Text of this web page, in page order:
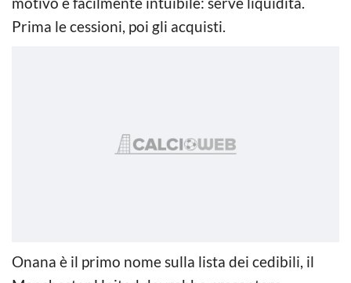
Prima le cessioni, poi gli acquisti.
Onana è il primo nome sulla lista dei cedibili, il